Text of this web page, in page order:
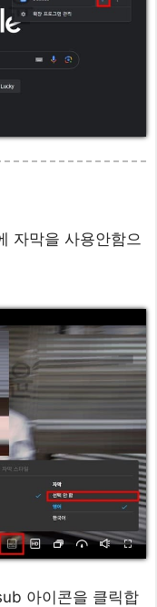
자막을 사용안함으
아이콘을 클릭합